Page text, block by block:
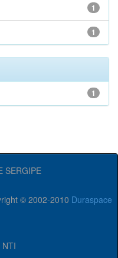
1
1
1
SERGIPE
© 2002-2010 Duraspace